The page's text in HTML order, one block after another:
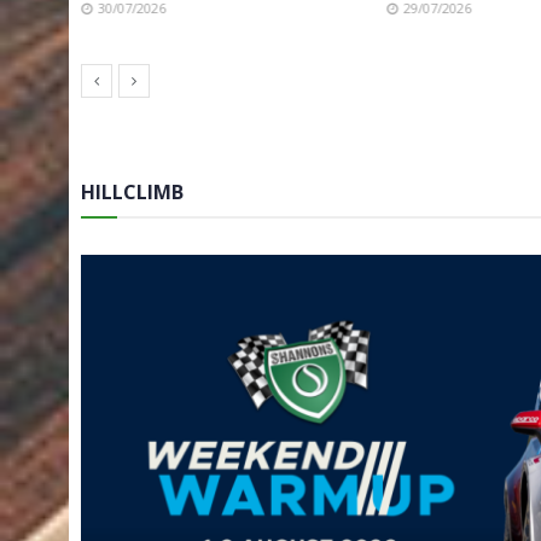
30/07/2026 29/07/2026
HILLCLIMB